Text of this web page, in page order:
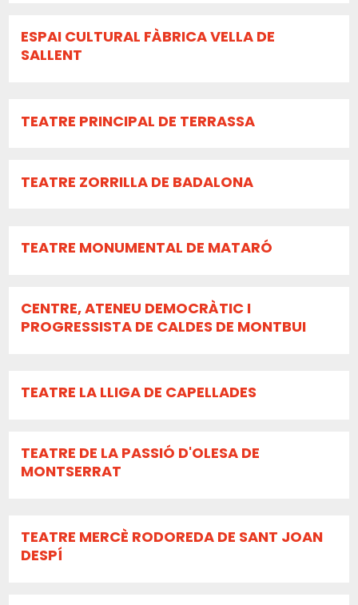
ESPAI CULTURAL FÀBRICA VELLA DE
SALLENT
TEATRE PRINCIPAL DE TERRASSA
TEATRE ZORRILLA DE BADALONA
TEATRE MONUMENTAL DE MATARÓ
CENTRE, ATENEU DEMOCRÀTIC I
PROGRESSISTA DE CALDES DE MONTBUI
TEATRE LA LLIGA DE CAPELLADES
TEATRE DE LA PASSIÓ D'OLESA DE
MONTSERRAT
TEATRE MERCÈ RODOREDA DE SANT JOAN
DESPÍ